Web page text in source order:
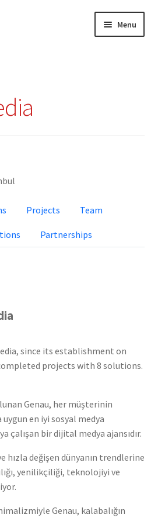
Menu
Privacy Policy
Projects Team
Partnerships
since its establishment on
projects with 8 solutions.
Genau, her müşterinin
en iyi sosyal medya
çalışan bir dijital medya ajansıdır.
hızla değişen dünyanın trendlerine
yenilikçiliği, teknolojiyi ve
Genau, kalabalığın